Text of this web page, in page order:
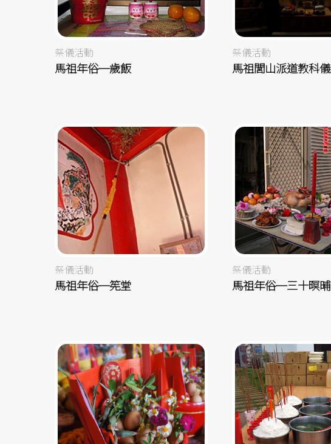
祭儀活動
馬祖年俗─歲飯
祭儀活動
馬祖閭山派道教科儀
祭儀活動
馬祖年俗─筅堂
祭儀活動
馬祖年俗─三十暝晡